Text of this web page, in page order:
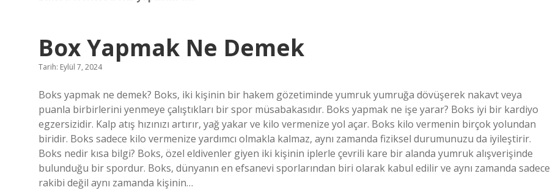
Box Yapmak Ne Demek
Tarih: Eylül 7, 2024
Boks yapmak ne demek? Boks, iki kişinin bir hakem gözetiminde yumruk yumruğa dövüşerek nakavt veya
puanla birbirlerini yenmeye çalıştıkları bir spor müsabakasıdır. Boks yapmak ne işe yarar? Boks iyi bir kardiyo
egzersizidir. Kalp atış hızınızı artırır, yağ yakar ve kilo vermenize yol açar. Boks kilo vermenin birçok yolundan
biridir. Boks sadece kilo vermenize yardımcı olmakla kalmaz, aynı zamanda fiziksel durumunuzu da iyileştirir.
Boks nedir kısa bilgi? Boks, özel eldivenler giyen iki kişinin iplerle çevrili kare bir alanda yumruk alışverişinde
bulunduğu bir spordur. Boks, dünyanın en efsanevi sporlarından biri olarak kabul edilir ve aynı zamanda sadece
rakibi değil aynı zamanda kişinin…